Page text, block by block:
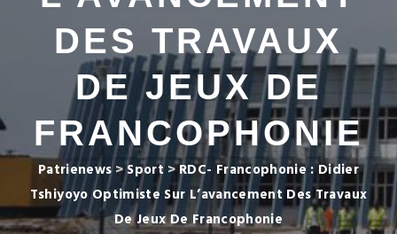
DES TRAVAUX
DE JEUX DE
FRANCOPHONIE
Patrienews>Sport>RDC- Francophonie : Didier
Tshiyoyo Optimiste Sur L’avancement Des Travaux
De Jeux De Francophonie